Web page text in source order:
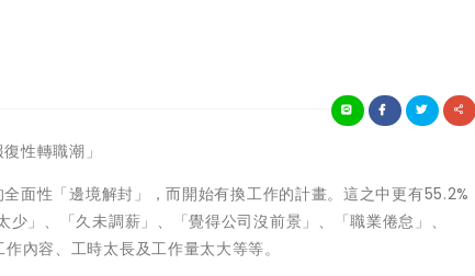
性轉職潮」
面性「邊境解封」，而開始有換工作的計畫。這之中更有55.2%
」、「久未調薪」、「覺得公司沒前景」、「職業倦怠」、
內容、工時太長及工作量太大等等。